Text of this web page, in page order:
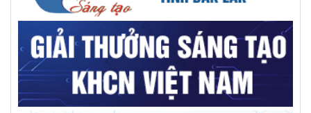
đổi mới
GS.VS.TSKH Trần Đình Long: Khoa học chỉ thật sự có giá trị
khi đến được với người dân
AILPA – Robot AI hỗ trợ người cao tuổi sống neo đơn
Kiện toàn nhân sự Trung tâm Tư vấn và dịch vụ KHCN tỉnh